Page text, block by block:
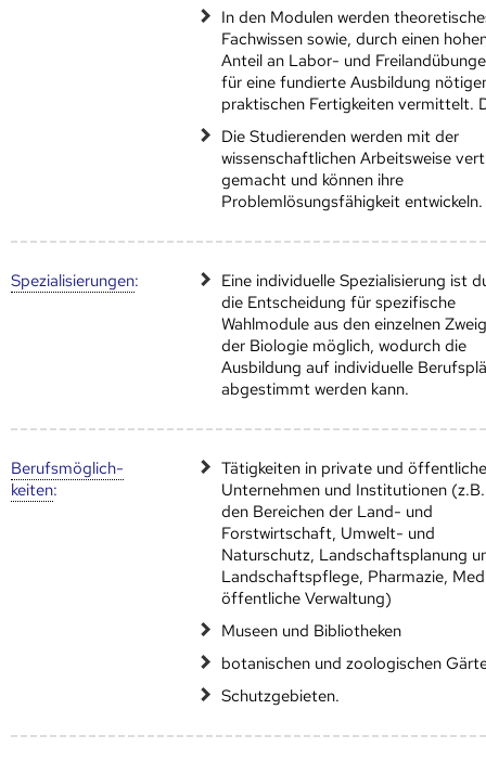
In den Modulen werden
Fachwissen sowie, durch einen
Anteil an Labor- und
für eine fundierte Ausbildung
praktischen Fertigkeiten vermittelt.
Die Studierenden werden mit der
wissenschaftlichen Arbeitsweise
gemacht und können ihre
Problemlösungsfähigkeit entwickeln.
Speziali­sierungen:
Eine individuelle Spezialisierung ist
die Entscheidung für spezifische
Wahlmodule aus den einzelnen
der Biologie möglich, wodurch die
Ausbildung auf individuelle
abgestimmt werden kann.
Berufs­möglich­
keiten:
Tätigkeiten in private und
Unternehmen und Institutionen
den Bereichen der Land- und
Forstwirtschaft, Umwelt- und
Naturschutz, Landschaftsplanung
Landschaftspflege, Pharmazie,
öffentliche Verwaltung)
Museen und Bibliotheken
botanischen und zoologischen
Schutzgebieten.